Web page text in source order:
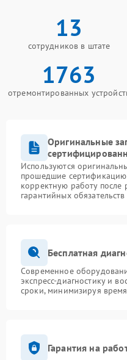
13
сотрудников в штате
1763
отремонтированных
Оригинальные
Используются
прошедшие сертификацию
корректную работу после
гарантийных обязательств
Бесплатная
Современное
экспресс-диагностику и
сроки, минимизируя
Гарантия на